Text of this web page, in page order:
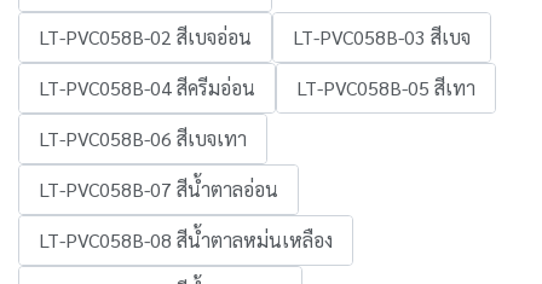
LT-PVC058B-02 สีเบจอ่อน
LT-PVC058B-03 สีเบจ
LT-PVC058B-04 สีครีมอ่อน
LT-PVC058B-05 สีเทา
LT-PVC058B-06 สีเบจเทา
LT-PVC058B-07 สีน้ำตาลอ่อน
LT-PVC058B-08 สีน้ำตาลหม่นเหลือง